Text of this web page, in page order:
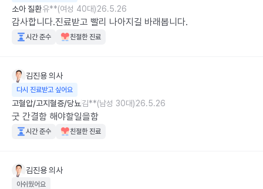
소아 질환유**(여성 40대)26.5.26
감사합니다.진료받고 빨리 나아지길 바래봅니다.
시간 준수 친절한 진료
김진용의사
다시 진료받고 싶어요
고혈압/고지혈증/당뇨김**(남성 30대)26.5.26
굿 간결함 해야할일을함
시간 준수 친절한 진료
김진용의사
아쉬웠어요